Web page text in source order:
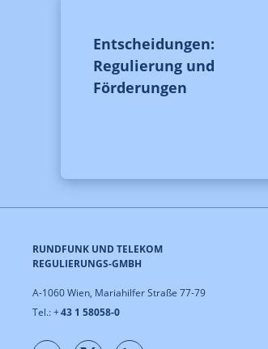
Entscheidungen:
Regulierung und
Förderungen
RUNDFUNK UND TELEKOM
REGULIERUNGS-GMBH
A-1060 Wien, Mariahilfer Straße 77-79
Tel.: +43 1 58058-0